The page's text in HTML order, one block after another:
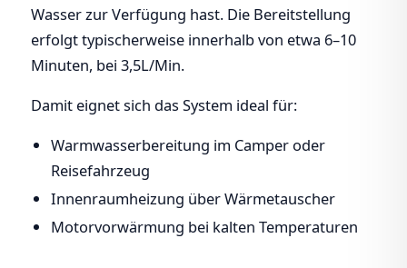
Wasser zur Verfügung hast. Die Bereitstellung
erfolgt typischerweise innerhalb von etwa 6–10
Minuten, bei 3,5L/Min.
Damit eignet sich das System ideal für:
Warmwasserbereitung im Camper oder
Reisefahrzeug
Innenraumheizung über Wärmetauscher
Motorvorwärmung bei kalten Temperaturen